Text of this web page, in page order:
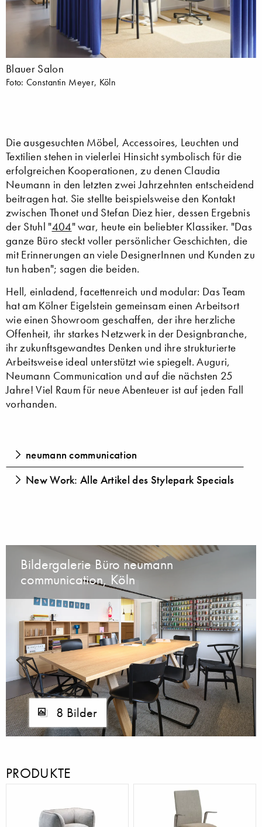
Blauer Salon
Foto: Constantin Meyer, Köln
Die ausgesuchten Möbel, Accessoires, Leuchten und
Textilien stehen in vielerlei Hinsicht symbolisch für die
erfolgreichen Kooperationen, zu denen Claudia
Neumann in den letzten zwei Jahrzehnten entscheidend
beitragen hat. Sie stellte beispielsweise den Kontakt
zwischen Thonet und Stefan Diez hier, dessen Ergebnis
der Stuhl "404" war, heute ein beliebter Klassiker. "Das
ganze Büro steckt voller persönlicher Geschichten, die
mit Erinnerungen an viele DesignerInnen und Kunden zu
tun haben"; sagen die beiden.
Hell, einladend, facettenreich und modular: Das Team
hat am Kölner Eigelstein gemeinsam einen Arbeitsort
wie einen Showroom geschaffen, der ihre herzliche
Offenheit, ihr starkes Netzwerk in der Designbranche,
ihr zukunftsgewandtes Denken und ihre strukturierte
Arbeitsweise ideal unterstützt wie spiegelt. Auguri,
Neumann Communication und auf die nächsten 25
Jahre! Viel Raum für neue Abenteuer ist auf jeden Fall
vorhanden.
neumann communication
New Work: Alle Artikel des Stylepark Specials
Bildergalerie Büro neumann
communication, Köln
8 Bilder
PRODUKTE